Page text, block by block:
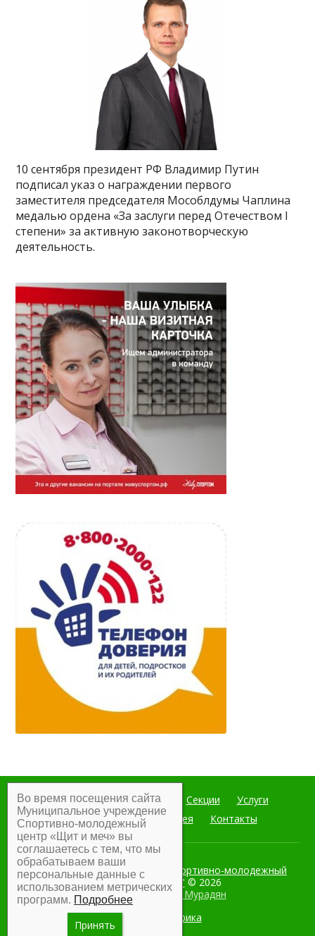
10 сентября президент РФ Владимир Путин
подписал указ о награждении первого
заместителя председателя Мособлдумы Чаплина
медалью ордена «За заслуги перед Отечеством I
степени» за активную законотворческую
деятельность.
Главная Мероприятия Секции
Услуги
Документы
Фотогалерея Контакты
Муниципальное учреждение Спортивно-молодежный
центр "Щит и меч" © 2026
Разработка:Армен Мурадян
Во время посещения сайта
Муниципальное учреждение
Спортивно-молодежный
центр «Щит и меч» вы
соглашаетесь с тем, что мы
обрабатываем ваши
персональные данные с
использованием метрических
программ. Подробнее